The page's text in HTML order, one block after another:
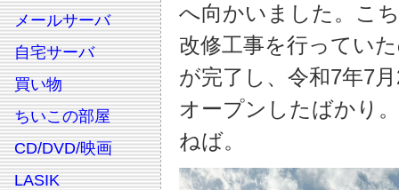
メールサーバ
自宅サーバ
買い物
ちいこの部屋
CD/DVD/映画
LASIK
へ向かいました。こ
改修工事を行ってい
が完了し、令和7年7
オープンしたばかり
ねば。